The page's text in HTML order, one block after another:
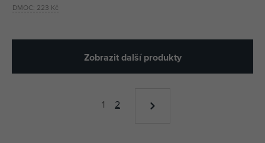
DMOC: 223 Kč
Zobrazit další produkty
1 2